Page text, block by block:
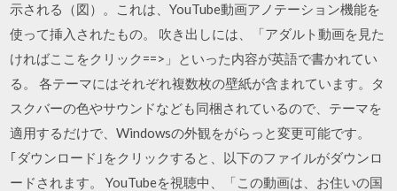
示される（図）。これは、YouTube動画アノテーション機能を
使って挿入されたもの。 吹き出しには、「アダルト動画を見た
ければここをクリック==>」といった内容が英語で書かれてい
る。 各テーマにはそれぞれ複数枚の壁紙が含まれています。タ
スクバーの色やサウンドなども同梱されているので、テーマを
適用するだけで、Windowsの外観をがらっと変更可能です。
｢ダウンロード｣をクリックすると、以下のファイルがダウンロ
ードされます。 YouTubeを視聴中、「この動画は、お住いの国